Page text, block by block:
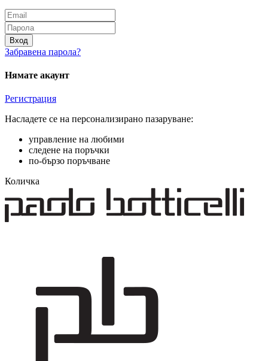
Вход
Забравена парола?
Нямате акаунт
Регистрация
Насладете се на персонализирано пазаруване:
управление на любими
следене на поръчки
по-бързо поръчване
Количка